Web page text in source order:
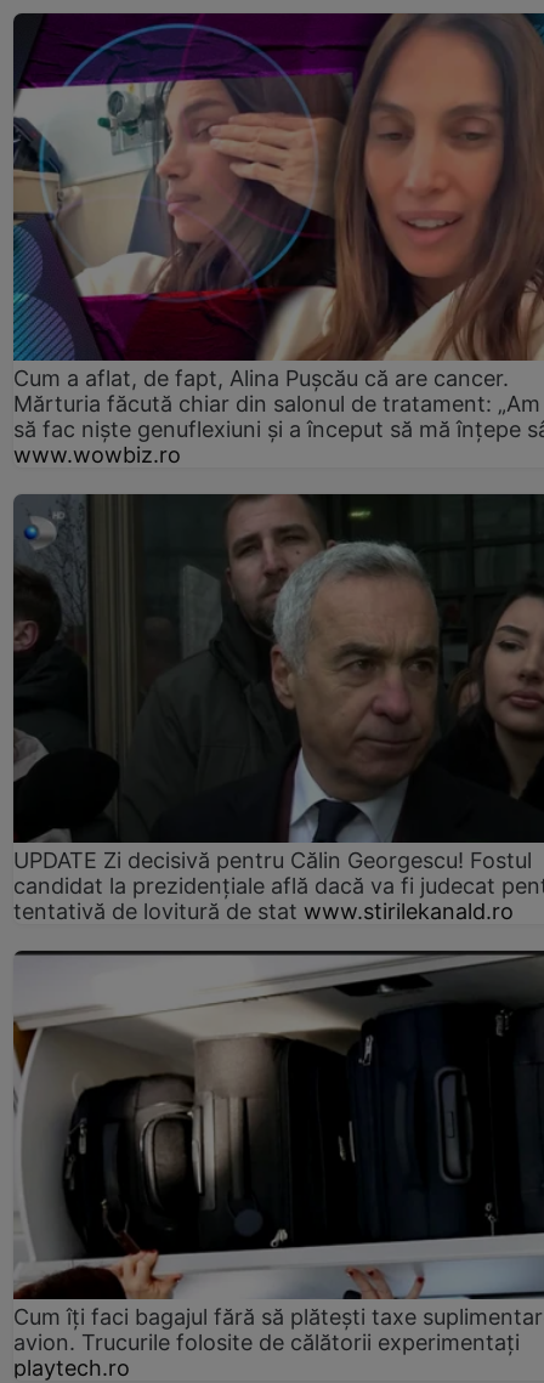
Cum a aflat, de fapt, Alina Pușcău că are cancer.
Mărturia făcută chiar din salonul de tratament:
să fac niște genuflexiuni și a început să mă înțepe
www.wowbiz.ro
UPDATE Zi decisivă pentru Călin Georgescu! Fostul
candidat la prezidențiale află dacă va fi judecat
tentativă de lovitură de stat www.stirilekanald.ro
Cum îți faci bagajul fără să plătești taxe
avion. Trucurile folosite de călătorii experimentați
playtech.ro